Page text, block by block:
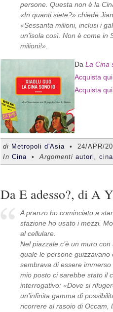
persone. Questa non è la
«In quanti siete?» chiede
«Sessanta milioni, inclusi i
un’isola così. Non è come in
milioni!».
Da La Cina
Acquista
Acquista qui
di Metropoli d'Asia • 24/APR/
In Cina • Argomenti autori, cina
Da E adesso?, di A
A pranzo ho cominciato a
stazione ho usato i mezzi.
al cellulare.
Nel piazzale c’è un muro
quale le persone
sembrava di essere
mio posto ci sarebbe stato il
interrogativo: «Dove si
un’infinita gamma di
ricorrere al rasoio di Occam,